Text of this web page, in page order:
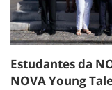
Estudantes da
NOVA Young